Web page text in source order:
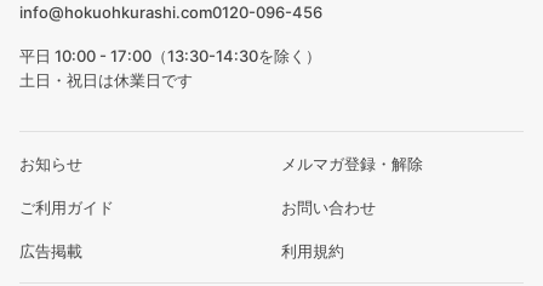
info@hokuohkurashi.com0120-096-456
平日 10:00 - 17:00（13:30-14:30を除く）
土日・祝日は休業日です
お知らせ メルマガ登録・解除
ご利用ガイド お問い合わせ
広告掲載 利用規約